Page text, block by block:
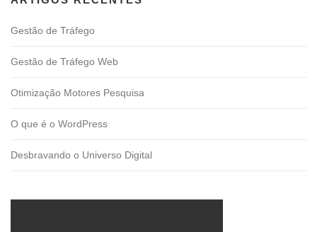
Gestão de Tráfego
Gestão de Tráfego Web
Otimização Motores Pesquisa
O que é o WordPress
Desbravando o Universo Digital